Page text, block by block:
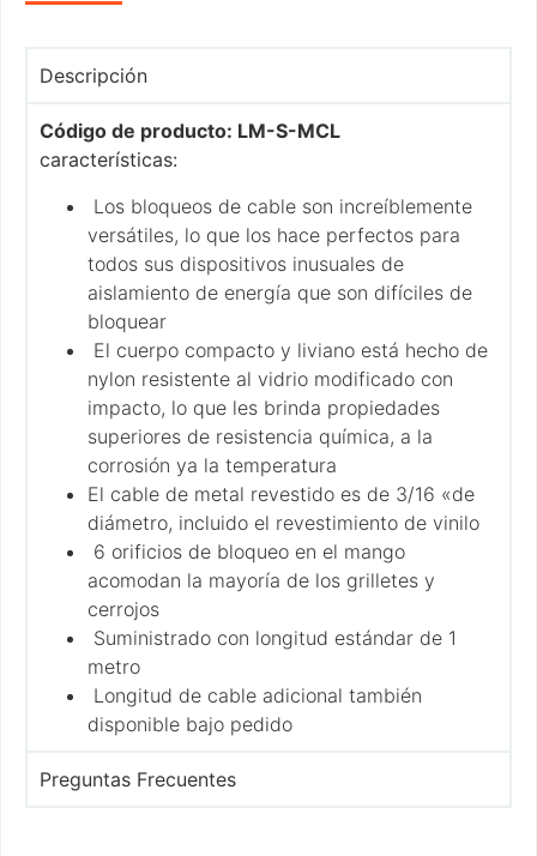
Descripción
Código de producto: LM-S-MCL
características:
Los bloqueos de cable son increíblemente
versátiles, lo que los hace perfectos para
todos sus dispositivos inusuales de
aislamiento de energía que son difíciles de
bloquear
El cuerpo compacto y liviano está hecho de
nylon resistente al vidrio modificado con
impacto, lo que les brinda propiedades
superiores de resistencia química, a la
corrosión ya la temperatura
El cable de metal revestido es de 3/16 «de
diámetro, incluido el revestimiento de vinilo
6 orificios de bloqueo en el mango
acomodan la mayoría de los grilletes y
cerrojos
Suministrado con longitud estándar de 1
metro
Longitud de cable adicional también
disponible bajo pedido
Preguntas Frecuentes